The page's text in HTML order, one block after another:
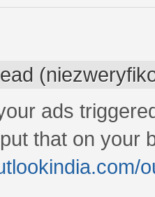
ads
that on your